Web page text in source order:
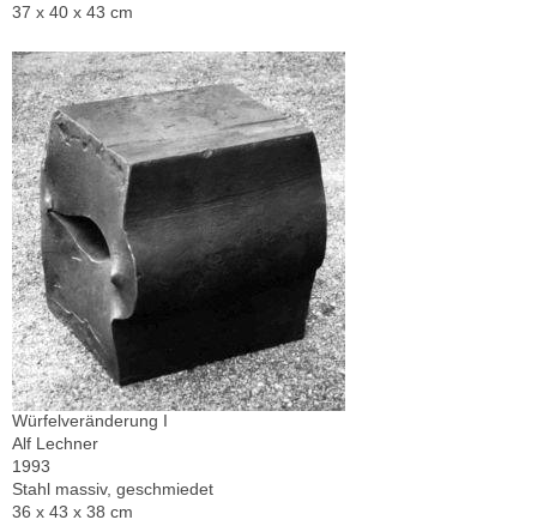
37 x 40 x 43 cm
Würfelveränderung I
Alf Lechner
1993
Stahl massiv, geschmiedet
36 x 43 x 38 cm